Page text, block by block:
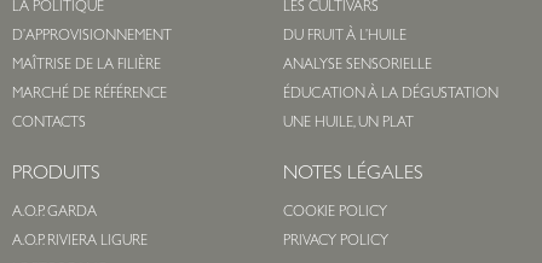
LA POLITIQUE
D’APPROVISIONNEMENT
MAÎTRISE DE LA FILIÈRE
MARCHÉ DE RÉFÉRENCE
CONTACTS
LES CULTIVARS
DU FRUIT À L’HUILE
ANALYSE SENSORIELLE
ÉDUCATION À LA DÉGUSTATION
UNE HUILE, UN PLAT
PRODUITS
A.O.P. GARDA
A.O.P. RIVIERA LIGURE
NOTES LÉGALES
COOKIE POLICY
PRIVACY POLICY